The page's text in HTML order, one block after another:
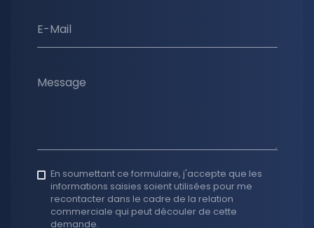
E-Mail
Message
En soumettant ce formulaire, j'accepte que les
informations saisies soient utilisées pour me
recontacter dans le cadre de la relation
commerciale qui peut découler de cette
demande.